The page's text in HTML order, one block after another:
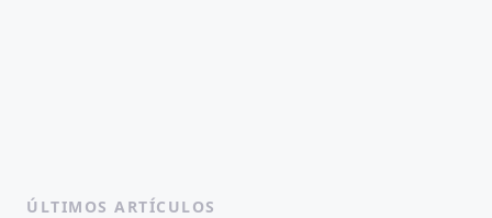
ÚLTIMOS ARTÍCULOS